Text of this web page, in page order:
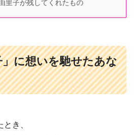
里子が残してくれたもの
」に想いを馳せたあな
き、